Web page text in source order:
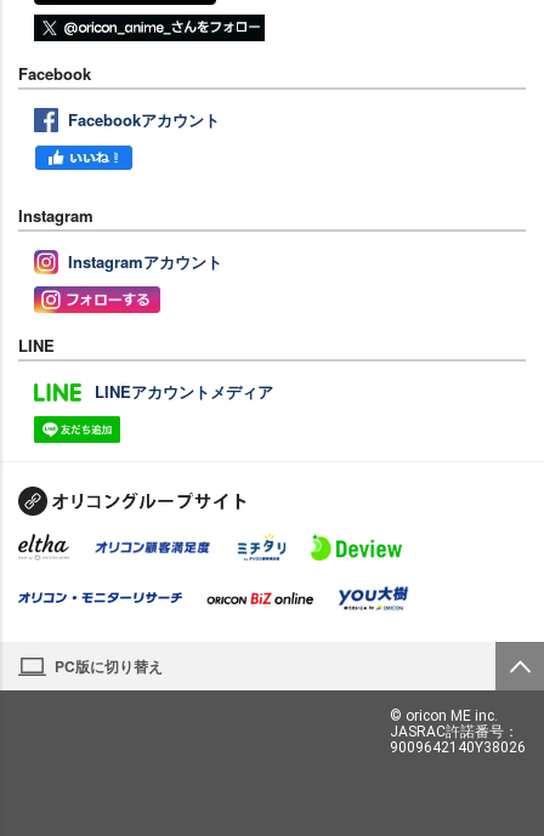
Facebook
Facebookアカウント
Instagram
Instagramアカウント
LINE
LINEアカウントメディア
PC版に切り替え
© oricon ME inc.
JASRAC許諾番号：
9009642140Y38026